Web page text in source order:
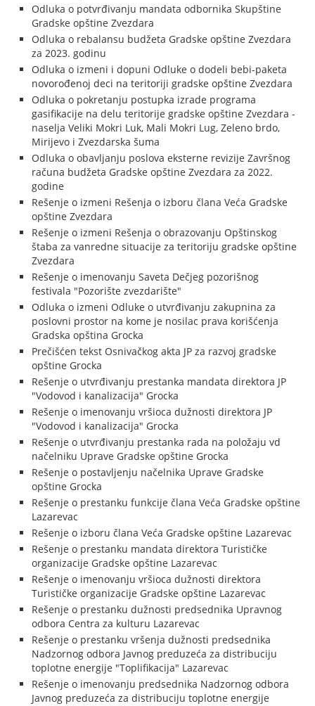
Odluka o potvrđivanju mandata odbornika Skupštine
Gradske opštine Zvezdara
Odluka o rebalansu budžeta Gradske opštine Zvezdara
za 2023. godinu
Odluka o izmeni i dopuni Odluke o dodeli bebi-paketa
novorođenoj deci na teritoriji gradske opštine Zvezdara
Odluka o pokretanju postupka izrade programa
gasifikacije na delu teritorije gradske opštine Zvezdara -
naselja Veliki Mokri Luk, Mali Mokri Lug, Zeleno brdo,
Mirijevo i Zvezdarska šuma
Odluka o obavljanju poslova eksterne revizije Završnog
računa budžeta Gradske opštine Zvezdara za 2022.
godine
Rešenje o izmeni Rešenja o izboru člana Veća Gradske
opštine Zvezdara
Rešenje o izmeni Rešenja o obrazovanju Opštinskog
štaba za vanredne situacije za teritoriju gradske opštine
Zvezdara
Rešenje o imenovanju Saveta Dečjeg pozorišnog
festivala "Pozorište zvezdarište"
Odluka o izmeni Odluke o utvrđivanju zakupnina za
poslovni prostor na kome je nosilac prava korišćenja
Gradska opština Grocka
Prečišćen tekst Osnivačkog akta JP za razvoj gradske
opštine Grocka
Rešenje o utvrđivanju prestanka mandata direktora JP
"Vodovod i kanalizacija" Grocka
Rešenje o imenovanju vršioca dužnosti direktora JP
"Vodovod i kanalizacija" Grocka
Rešenje o utvrđivanju prestanka rada na položaju vd
načelniku Uprave Gradske opštine Grocka
Rešenje o postavljenju načelnika Uprave Gradske
opštine Grocka
Rešenje o prestanku funkcije člana Veća Gradske opštine
Lazarevac
Rešenje o izboru člana Veća Gradske opštine Lazarevac
Rešenje o prestanku mandata direktora Turističke
organizacije Gradske opštine Lazarevac
Rešenje o imenovanju vršioca dužnosti direktora
Turističke organizacije Gradske opštine Lazarevac
Rešenje o prestanku dužnosti predsednika Upravnog
odbora Centra za kulturu Lazarevac
Rešenje o prestanku vršenja dužnosti predsednika
Nadzornog odbora Javnog preduzeća za distribuciju
toplotne energije "Toplifikacija" Lazarevac
Rešenje o imenovanju predsednika Nadzornog odbora
Javnog preduzeća za distribuciju toplotne energije